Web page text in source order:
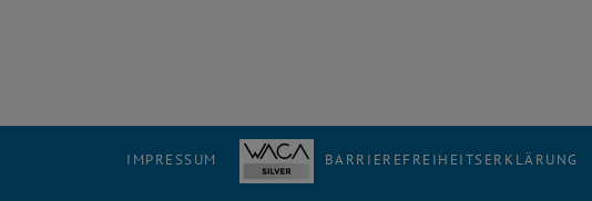
IMPRESSUM BARRIEREFREIHEITSERKLÄRUNG